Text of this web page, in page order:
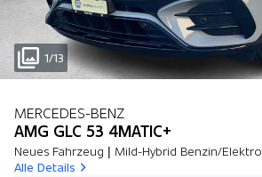
1/13
MERCEDES-BENZ
AMG GLC 53 4MATIC+
Neues Fahrzeug | Mild-Hybrid Benzin/Elektro
Alle Details